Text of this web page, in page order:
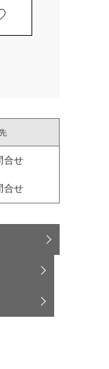
合せ
合せ